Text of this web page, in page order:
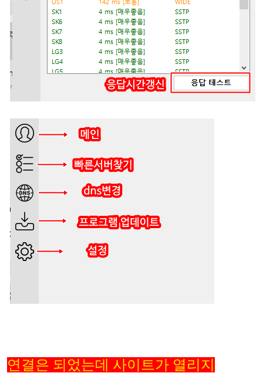
연결은 되었는데 사이트가 열리지